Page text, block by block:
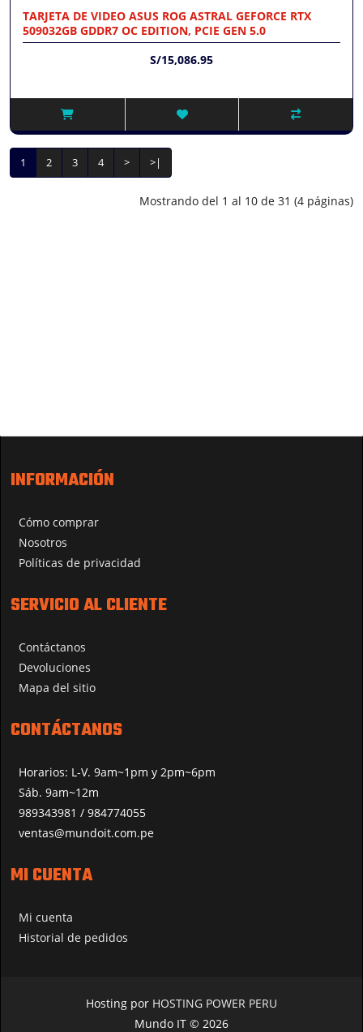
TARJETA DE VIDEO ASUS ROG ASTRAL GEFORCE RTX
509032GB GDDR7 OC EDITION, PCIE GEN 5.0
S/15,086.95
1 2 3 4 > >|
Mostrando del 1 al 10 de 31 (4 páginas)
INFORMACIÓN
Cómo comprar
Nosotros
Políticas de privacidad
SERVICIO AL CLIENTE
Contáctanos
Devoluciones
Mapa del sitio
CONTÁCTANOS
Horarios: L-V. 9am~1pm y 2pm~6pm
Sáb. 9am~12m
989343981 / 984774055
ventas@mundoit.com.pe
MI CUENTA
Mi cuenta
Historial de pedidos
Hosting por HOSTING POWER PERU
Mundo IT © 2026